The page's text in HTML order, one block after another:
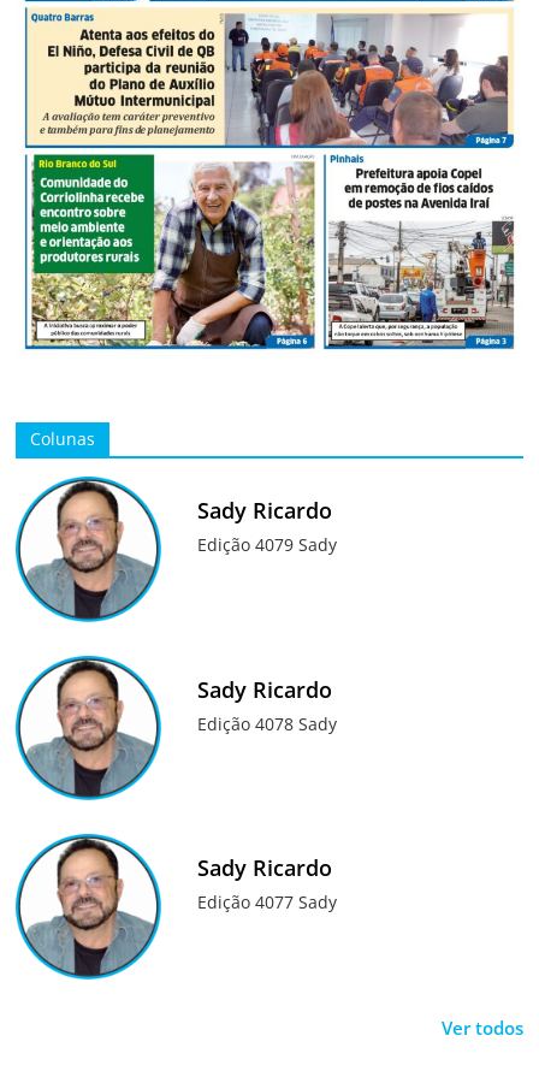
Colunas
Sady Ricardo
Edição 4079 Sady
Sady Ricardo
Edição 4078 Sady
Sady Ricardo
Edição 4077 Sady
Ver todos